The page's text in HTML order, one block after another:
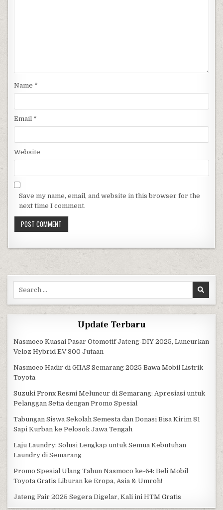
Name *
Email *
Website
Save my name, email, and website in this browser for the
next time I comment.
Update Terbaru
Nasmoco Kuasai Pasar Otomotif Jateng-DIY 2025, Luncurkan
Veloz Hybrid EV 300 Jutaan
Nasmoco Hadir di GIIAS Semarang 2025 Bawa Mobil Listrik
Toyota
Suzuki Fronx Resmi Meluncur di Semarang: Apresiasi untuk
Pelanggan Setia dengan Promo Spesial
Tabungan Siswa Sekolah Semesta dan Donasi Bisa Kirim 81
Sapi Kurban ke Pelosok Jawa Tengah
Laju Laundry: Solusi Lengkap untuk Semua Kebutuhan
Laundry di Semarang
Promo Spesial Ulang Tahun Nasmoco ke-64: Beli Mobil
Toyota Gratis Liburan ke Eropa, Asia & Umroh!
Jateng Fair 2025 Segera Digelar, Kali ini HTM Gratis